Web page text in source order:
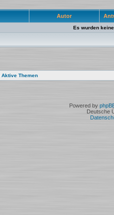
Autor
Es wurden
Aktive Themen
Powered by
Deutsche